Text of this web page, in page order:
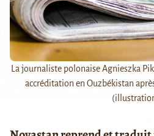
La journaliste polonaise Agnieszka
accréditation en Ouzbékistan